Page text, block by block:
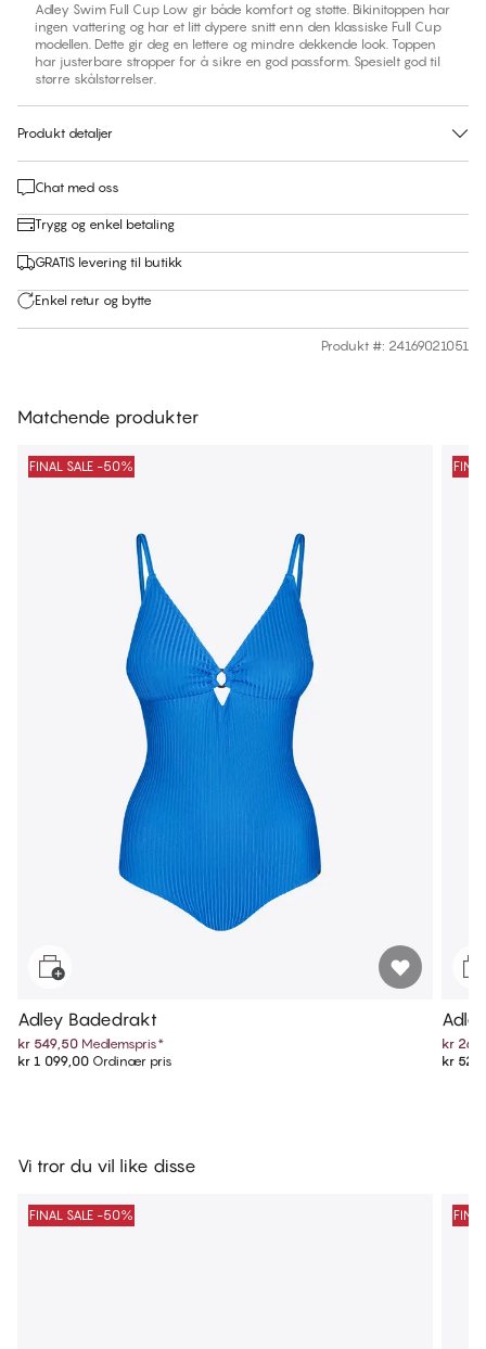
Adley Swim Full Cup Low gir både komfort og støtte. Bikinitoppen har
ingen vattering og har et litt dypere snitt enn den klassiske Full Cup
modellen. Dette gir deg en lettere og mindre dekkende look. Toppen
har justerbare stropper for å sikre en god passform. Spesielt god til
større skålstørrelser.
Produkt detaljer
Chat med oss
Trygg og enkel betaling
GRATIS levering til butikk
Enkel retur og bytte
Produkt #: 24169021051
Matchende produkter
FINAL SALE -50%
Adley Badedrakt
kr 549,50 Medlemspris*
kr 1 099,00 Ordinær pris
kr
kr
Vi tror du vil like disse
FINAL SALE -50%